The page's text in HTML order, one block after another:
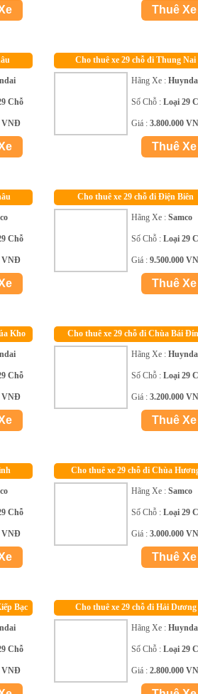
Chỗ
VNĐ
Cho thuê xe 29 chỗ đi Thung Nai
Hãng Xe :
Số Chỗ : Loại 29
Giá : 3.800.000
Chỗ
VNĐ
Cho thuê xe 29 chỗ đi Điện Biên
Hãng Xe : Samco
Số Chỗ : Loại 29
Giá : 9.500.000
Kho
Chỗ
VNĐ
Cho thuê xe 29 chỗ đi Chùa Bái
Hãng Xe :
Số Chỗ : Loại 29
Giá : 3.200.000
Chỗ
VNĐ
Cho thuê xe 29 chỗ đi Chùa
Hãng Xe : Samco
Số Chỗ : Loại 29
Giá : 3.000.000
Bạc
Chỗ
VNĐ
Cho thuê xe 29 chỗ đi Hải Dương
Hãng Xe :
Số Chỗ : Loại 29
Giá : 2.800.000